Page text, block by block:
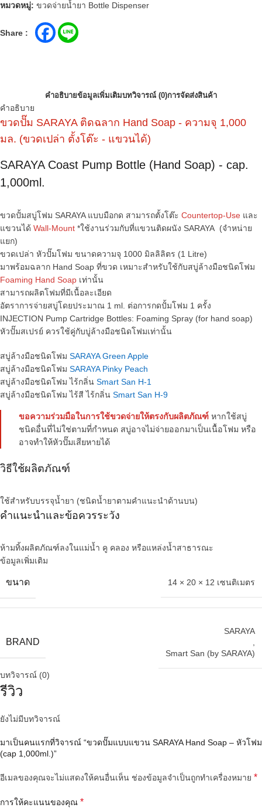
หมวดหมู่: ขวดจ่ายน้ำยา Bottle Dispenser
Share :
คำอธิบายข้อมูลเพิ่มเติมบทวิจารณ์ (0)การจัดส่งสินค้า
คำอธิบาย
ขวดปั๊ม SARAYA ติดฉลาก Hand Soap - ความจุ 1,000
มล. (ขวดเปล่า ตั้งโต๊ะ - แขวนได้)
SARAYA Coast Pump Bottle (Hand Soap) - cap.
1,000ml.
ขวดปั้มสบู่โฟม SARAYA แบบมือกด สามารถตั้งโต๊ะ Countertop-Use และ
แขวนได้ Wall-Mount *ใช้งานร่วมกับที่แขวนติดผนัง SARAYA (จำหน่าย
แยก)
ขวดเปล่า หัวปั๊มโฟม ขนาดความจุ 1000 มิลลิลิตร (1 Litre)
มาพร้อมฉลาก Hand Soap ที่ขวด เหมาะสำหรับใช้กับสบู่ล้างมือชนิดโฟม
Foaming Hand Soap เท่านั้น
สามารถผลิตโฟมที่มีเนื้อละเอียด
อัตราการจ่ายสบู่โดยประมาณ 1 ml. ต่อการกดปั้มโฟม 1 ครั้ง
INJECTION Pump Cartridge Bottles: Foaming Spray (for hand soap)
หัวปั๊มสเปรย์ ควรใช้คู่กับบู่ล้างมือชนิดโฟมเท่านั้น
สบู่ล้างมือชนิดโฟม SARAYA Green Apple
สบู่ล้างมือชนิดโฟม SARAYA Pinky Peach
สบู่ล้างมือชนิดโฟม ไร้กลิ่น Smart San H-1
สบู่ล้างมือชนิดโฟม ไร้สี ไร้กลิ่น Smart San H-9
ขอความร่วมมือในการใช้ขวดจ่ายให้ตรงกับผลิตภัณฑ์ หากใช้สบู่
ชนิดอื่นที่ไม่ใช่ตามที่กำหนด สบู่อาจไม่จ่ายออกมาเป็นเนื้อโฟม หรือ
อาจทำให้หัวปั๊มเสียหายได้
วิธีใช้ผลิตภัณฑ์
ใช้สำหรับบรรจุน้ำยา (ชนิดน้ำยาตามคำแนะนำด้านบน)
คำแนะนำและข้อควรระวัง
ห้ามทิ้งผลิตภัณฑ์ลงในแม่น้ำ คู คลอง หรือแหล่งน้ำสาธารณะ
ข้อมูลเพิ่มเติม
ขนาด 14 × 20 × 12 เซนติเมตร
BRAND
SARAYA
,
Smart San (by SARAYA)
บทวิจารณ์ (0)
รีวิว
ยังไม่มีบทวิจารณ์
มาเป็นคนแรกที่วิจารณ์ “ขวดปั๊มแบบแขวน SARAYA Hand Soap – หัวโฟม
​(cap 1,000ml.)”
อีเมลของคุณจะไม่แสดงให้คนอื่นเห็น ช่องข้อมูลจำเป็นถูกทำเครื่องหมาย *
การให้คะแนนของคุณ *